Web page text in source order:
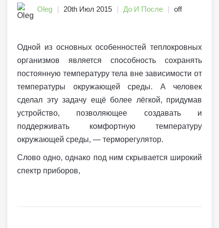
Oleg 20th Июл 2015 До И После off
Одной из основных особенностей теплокровных
организмов является способность сохранять
постоянную температуру тела вне зависимости от
температуры окружающей среды. А человек
сделал эту задачу ещё более лёгкой, придумав
устройство, позволяющее создавать и
поддерживать комфортную температуру
окружающей среды, — терморегулятор.
Слово одно, однако под ним скрывается широкий
спектр приборов,